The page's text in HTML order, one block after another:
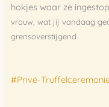
hokjes waar ze
vrouw, wat jij vandaag
grensoverstijgend.
#Privé-